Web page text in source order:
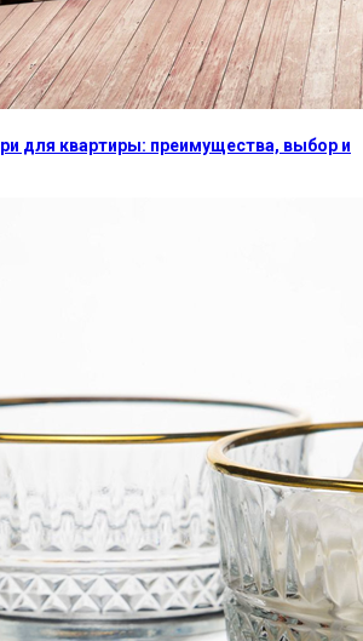
для квартиры: преимущества, выбор и